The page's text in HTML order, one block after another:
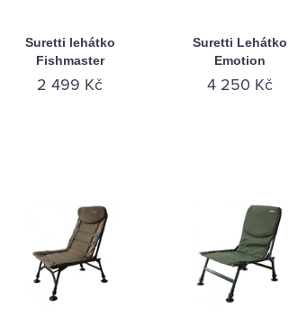
Suretti lehátko
Fishmaster
2 499 Kč
Suretti Lehátko
Emotion
4 250 Kč